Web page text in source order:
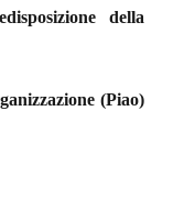
della
(Piao)